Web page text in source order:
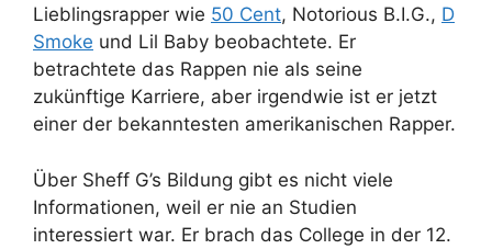
Lieblingsrapper wie 50 Cent, Notorious B.I.G., D
Smoke und Lil Baby beobachtete. Er
betrachtete das Rappen nie als seine
zukünftige Karriere, aber irgendwie ist er jetzt
einer der bekanntesten amerikanischen Rapper.
Über Sheff G’s Bildung gibt es nicht viele
Informationen, weil er nie an Studien
interessiert war. Er brach das College in der 12.